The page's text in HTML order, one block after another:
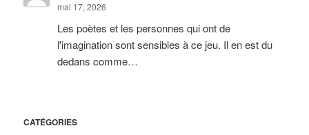
mai 17, 2026
Les poètes et les personnes qui ont de
l'imagination sont sensibles à ce jeu. Il en est du
dedans comme…
CATÉGORIES